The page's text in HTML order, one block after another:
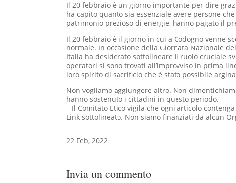
Il 20 febbraio è un giorno importante per dire
ha capito quanto sia essenziale avere persone
patrimonio prezioso di energie, hanno pagato il
Il 20 febbraio è il giorno in cui a Codogno venne
normale. In occasione della Giornata Nazionale
Italia ha desiderato sottolineare il ruolo cruciale
operatori si sono trovati all’improvviso in prima
loro spirito di sacrificio che è stato possibile
Non vogliamo aggiungere altro. Non
hanno sostenuto i cittadini in questo periodo.
– Il Comitato Etico vigila che ogni articolo
Link sottolineato. Non siamo finanziati da alcun
22 Feb, 2022
Invia un commento